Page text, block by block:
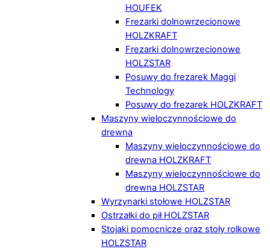
HOUFEK
Frezarki dolnowrzecionowe
HOLZKRAFT
Frezarki dolnowrzecionowe
HOLZSTAR
Posuwy do frezarek Maggi
Technology
Posuwy do frezarek HOLZKRAFT
Maszyny wieloczynnościowe do
drewna
Maszyny wieloczynnościowe do
drewna HOLZKRAFT
Maszyny wieloczynnościowe do
drewna HOLZSTAR
Wyrzynarki stołowe HOLZSTAR
Ostrzałki do pił HOLZSTAR
Stojaki pomocnicze oraz stoły rolkowe
HOLZSTAR